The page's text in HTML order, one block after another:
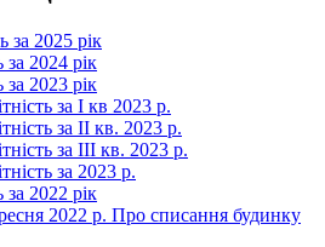
за 2025 рік
за 2024 рік
за 2023 рік
за І кв 2023 р.
за ІІ кв. 2023 р.
за ІІІ кв. 2023 р.
за 2023 р.
за 2022 рік
2022 р. Про списання будинку